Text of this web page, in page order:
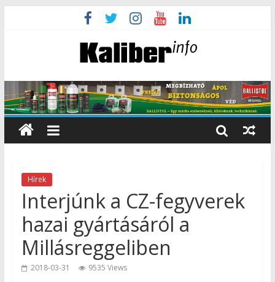
Hírek
Interjúnk a CZ-fegyverek
hazai gyártásáról a
Millásreggeliben
2018-03-31 9535 Views